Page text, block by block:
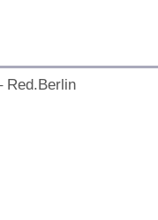
Red.Berlin